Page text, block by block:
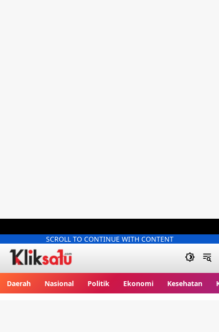
SCROLL TO CONTINUE WITH CONTENT
Daerah Nasional Politik Ekonomi Kesehatan